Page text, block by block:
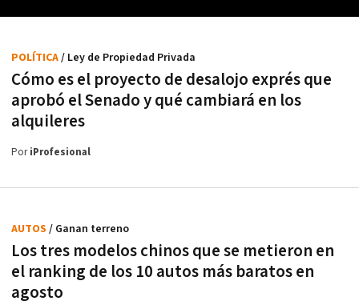
Cómo es el proyecto de desalojo exprés que
aprobó el Senado y qué cambiará en los
alquileres
POLÍTICA/ Ley de Propiedad Privada
PoriProfesional
Los tres modelos chinos que se metieron en
el ranking de los 10 autos más baratos en
agosto
AUTOS / Ganan terreno